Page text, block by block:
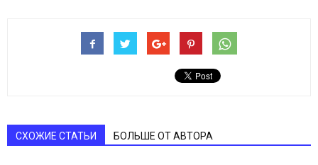
СХОЖИЕ СТАТЬИ БОЛЬШЕ ОТ АВТОРА